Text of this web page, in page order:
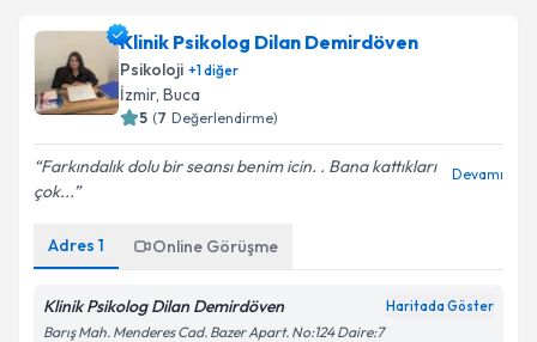
Klinik Psikolog Dilan Demirdöven
Psikoloji +1diğer
İzmir, Buca
5 (7 Değerlendirme)
Farkındalık dolu bir seansı benim icin. . Bana kattıkları
çok...
Devamı
Adres 1 Online Görüşme
Klinik Psikolog Dilan Demirdöven Haritada Göster
Barış Mah. Menderes Cad. Bazer Apart. No:124 Daire:7